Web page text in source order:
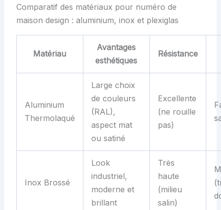
Comparatif des matériaux pour numéro de
maison design : aluminium, inox et plexiglas
Matériau
Avantages
esthétiques
Résistance
Aluminium
Thermolaqué
Large choix
de couleurs
(RAL),
aspect mat
ou satiné
Excellente
(ne rouille
pas)
Inox Brossé
Look
industriel,
moderne et
brillant
Très
haute
(milieu
salin)